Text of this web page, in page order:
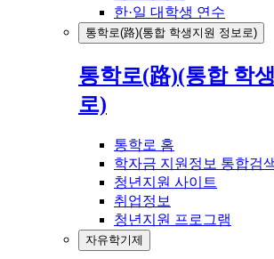
한·일 대학생 연수
통학로(路)(통합 학생지원 정보로)
통학로(路)(통합 학
로)
통학로 홈
학자금 지원정보 통합검
청년지원 사이트
취업정보
청년지원 프로그램
자유학기제